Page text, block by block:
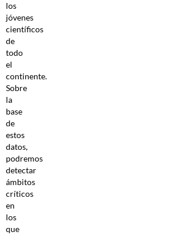
los
jóvenes
científicos
de
todo
el
continente.
Sobre
la
base
de
estos
datos,
podremos
detectar
ámbitos
críticos
en
los
que